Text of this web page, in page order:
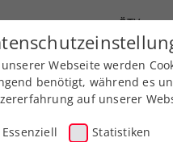
ÖTV
Ausbildungen
Webseite werden
benötigt, während es
auf unserer
Essenziell Statistiken